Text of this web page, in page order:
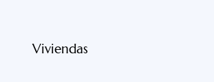
Viviendas